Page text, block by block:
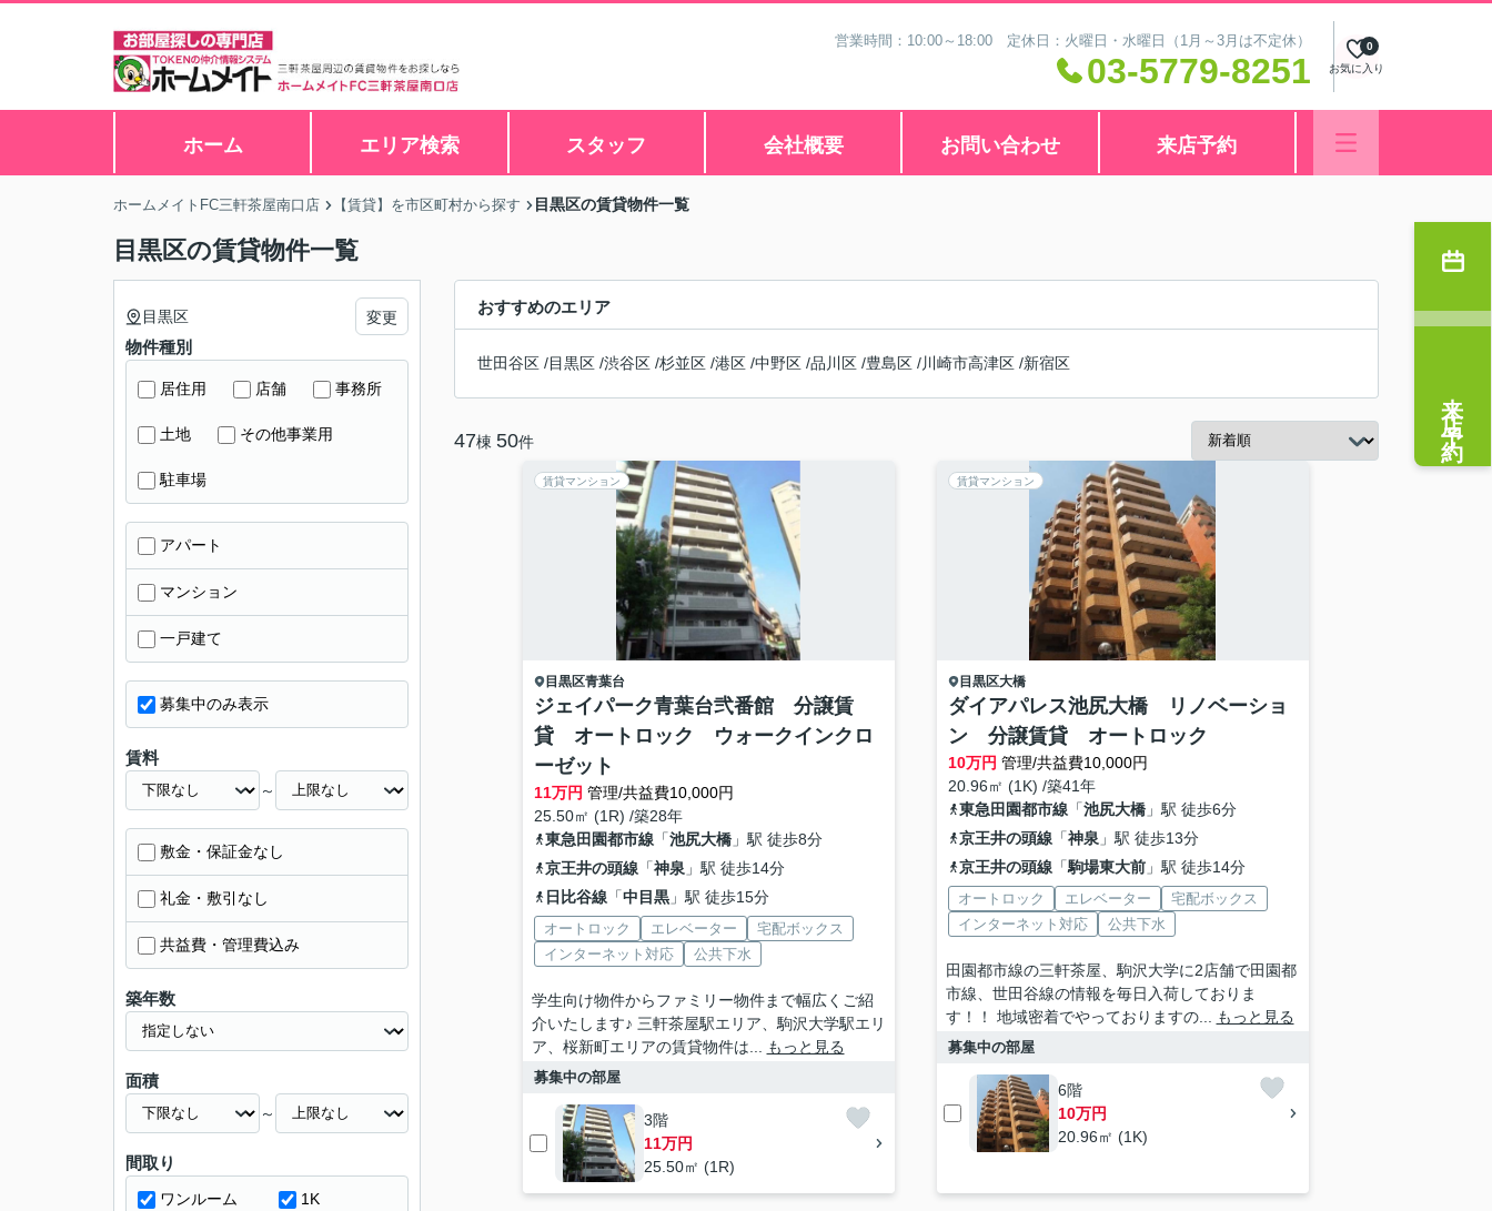
営業時間：10:00～18:00 定休日：火曜日・水曜日（1月～3月は不定休）
03-5779-8251 お気に入り
0
ホーム エリア検索 スタッフ 会社概要 お問い合わせ 来店予約
ホームメイトFC三軒茶屋南口店 【賃貸】を市区町村から探す 目黒区の賃貸物件一覧
目黒区の賃貸物件一覧
おすすめのエリア
世田谷区 /目黒区 /渋谷区 /杉並区 /港区 /中野区 /品川区 /豊島区 /川崎市高津区 /新宿区
47棟 50件
賃貸マンション
目黒区青葉台
ジェイパーク青葉台弐番館 分譲賃
貸 オートロック ウォークインクロ
ーゼット
11万円 管理/共益費10,000円
25.50㎡ (1R) /築28年
東急田園都市線「池尻大橋」駅 徒歩8分
京王井の頭線「神泉 」駅 徒歩14分
日比谷線「中目黒」駅 徒歩15分
オートロック エレベーター
宅配ボックス
インターネット対応
公共下水
学生向け物件からファミリー物件まで幅広くご紹
介いたします♪ 三軒茶屋駅エリア、駒沢大学駅エリ
ア、桜新町エリアの賃貸物件は...
もっと見る
募集中の部屋
3階
11万円
25.50㎡ (1R)
賃貸マンション
目黒区大橋
ダイアパレス池尻大橋 リノベーショ
ン 分譲賃貸 オートロック
10万円 管理/共益費10,000円
20.96㎡ (1K) /築41年
東急田園都市線「池尻大橋」駅 徒歩6分
京王井の頭線「神泉 」駅 徒歩13分
京王井の頭線「駒場東大前」駅 徒歩14分
オートロック エレベーター
宅配ボックス
インターネット対応
公共下水
田園都市線の三軒茶屋、駒沢大学に2店舗で田園都
市線、世田谷線の情報を毎日入荷しておりま
す！！ 地域密着でやっておりますの...
もっと見る
募集中の部屋
6階
10万円
20.96㎡ (1K)
目黒区 変更
物件種別
居住用 店舗 事務所
土地 その他事業用
駐車場
アパート
マンション
一戸建て
募集中のみ表示
賃料
～
敷金・保証金なし
礼金・敷引なし
共益費・管理費込み
築年数
面積
～
間取り
ワンルーム 1K
来店予約